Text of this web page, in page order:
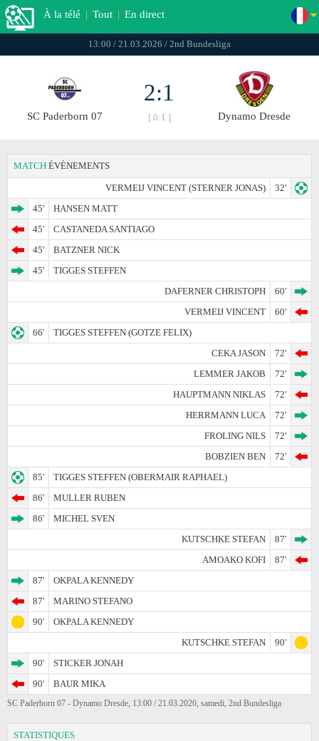
À la télé | Tout | En direct
13:00 / 21.03.2026 / 2nd Bundesliga
SC Paderborn 07
2:1
[ 0:1 ] Dynamo Dresde
MATCH ÉVÈNEMENTS
VERMEIJ VINCENT (STERNER JONAS)
32'
45'
HANSEN MATT
45'
CASTANEDA SANTIAGO
45'
BATZNER NICK
45'
TIGGES STEFFEN
DAFERNER CHRISTOPH
60'
VERMEIJ VINCENT
60'
66'
TIGGES STEFFEN (GOTZE FELIX)
CEKA JASON
72'
LEMMER JAKOB
72'
HAUPTMANN NIKLAS
72'
HERRMANN LUCA
72'
FROLING NILS
72'
BOBZIEN BEN
72'
85'
TIGGES STEFFEN (OBERMAIR RAPHAEL)
86'
MULLER RUBEN
86'
MICHEL SVEN
KUTSCHKE STEFAN
87'
AMOAKO KOFI
87'
87'
OKPALA KENNEDY
87'
MARINO STEFANO
90'
OKPALA KENNEDY
KUTSCHKE STEFAN
90'
90'
STICKER JONAH
90'
BAUR MIKA
SC Paderborn 07 - Dynamo Dresde, 13:00 / 21.03.2026, samedi, 2nd Bundesliga
STATISTIQUES